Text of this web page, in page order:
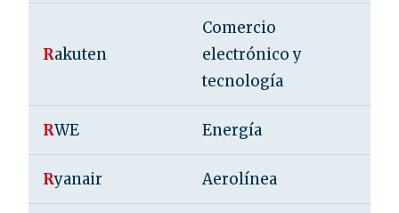
Rakuten
Comercio
electrónico y
tecnología
RWE Energía
Ryanair Aerolínea